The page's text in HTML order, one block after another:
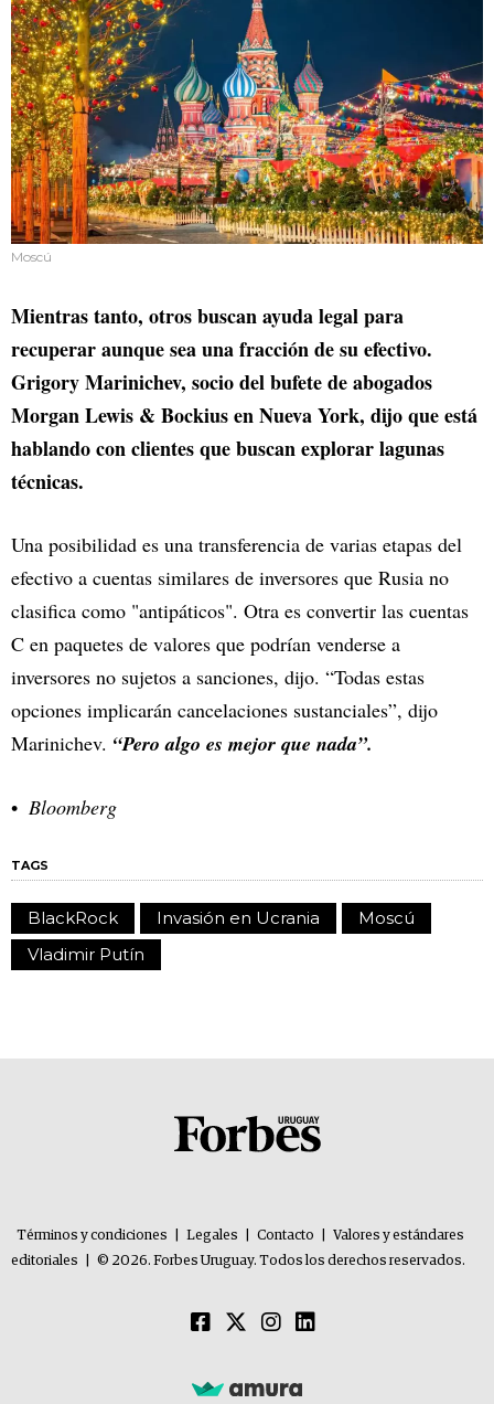
Moscú
Mientras tanto, otros buscan ayuda legal para
recuperar aunque sea una fracción de su efectivo.
Grigory Marinichev, socio del bufete de abogados
Morgan Lewis & Bockius en Nueva York, dijo que está
hablando con clientes que buscan explorar lagunas
técnicas.
Una posibilidad es una transferencia de varias etapas del
efectivo a cuentas similares de inversores que Rusia no
clasifica como "antipáticos". Otra es convertir las cuentas
C en paquetes de valores que podrían venderse a
inversores no sujetos a sanciones, dijo. “Todas estas
opciones implicarán cancelaciones sustanciales”, dijo
Marinichev. “Pero algo es mejor que nada”.
Bloomberg
TAGS
BlackRock Invasión en Ucrania
Moscú
Vladimir Putín
Términos y condiciones Legales Contacto
Valores y estándares
editoriales
© 2026. Forbes Uruguay. Todos los derechos reservados.